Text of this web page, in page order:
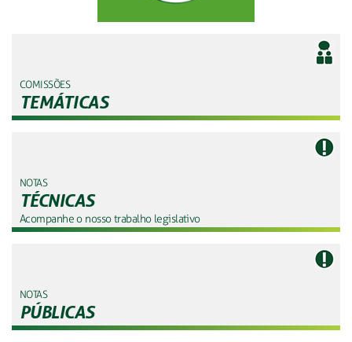
COMISSÕES
TEMÁTICAS
NOTAS
TÉCNICAS
Acompanhe o nosso trabalho legislativo
NOTAS
PÚBLICAS